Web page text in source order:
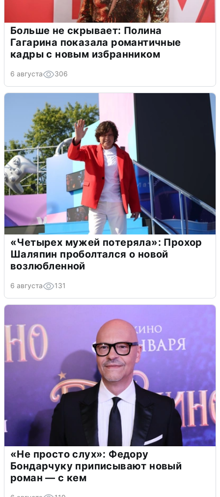
Больше не скрывает: Полина
Гагарина показала романтичные
кадры с новым избранником
6 августа 306
«Четырех мужей потеряла»: Прохор
Шаляпин проболтался о новой
возлюбленной
6 августа 131
«Не просто слух»: Федору
Бондарчуку приписывают новый
роман — с кем